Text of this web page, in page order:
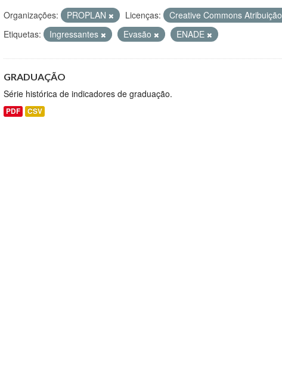
Organizações: PROPLAN Licenças: Creative Commons Atribuição
Etiquetas:
Ingressantes Evasão ENADE
GRADUAÇÃO
Série histórica de indicadores de graduação.
PDF CSV